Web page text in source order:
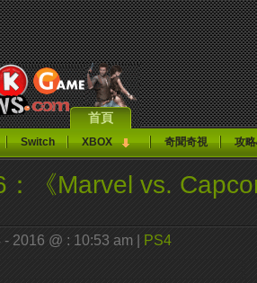
首頁
Switch XBOX 奇聞奇視 攻
《Marvel vs.
2016 @ : 10:53 am | PS4